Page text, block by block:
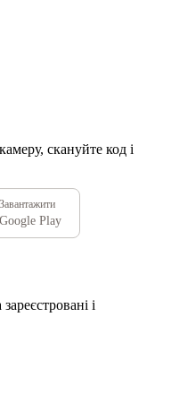
скануйте код і
Завантажити
Google Play
і